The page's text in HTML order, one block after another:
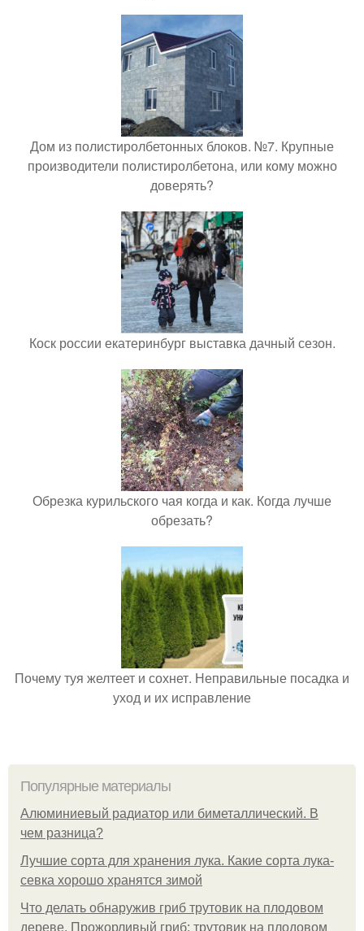
Дом из полистиролбетонных блоков. №7. Крупные
производители полистиролбетона, или кому можно
доверять?
Коск россии екатеринбург выставка дачный сезон.
Обрезка курильского чая когда и как. Когда лучше
обрезать?
Почему туя желтеет и сохнет. Неправильные посадка и
уход и их исправление
Популярные материалы
Алюминиевый радиатор или биметаллический. В
чем разница?
Лучшие сорта для хранения лука. Какие сорта лука-
севка хорошо хранятся зимой
Что делать обнаружив гриб трутовик на плодовом
дереве. Прожорливый гриб: трутовик на плодовом